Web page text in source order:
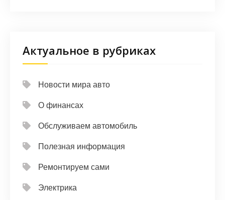
Актуальное в рубриках
Новости мира авто
О финансах
Обслуживаем автомобиль
Полезная информация
Ремонтируем сами
Электрика